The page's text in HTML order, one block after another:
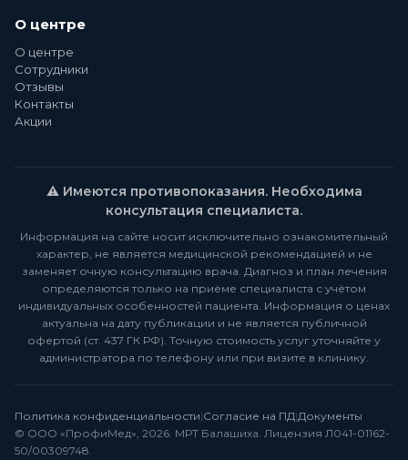
О центре
О центре
Сотрудники
Отзывы
Контакты
Акции
⚠️ Имеются противопоказания. Необходима
консультация специалиста.
Информация на сайте носит исключительно ознакомительный
характер, не является медицинской рекомендацией и не
заменяет очную консультацию врача. Диагноз и план лечения
определяются только на приёме специалиста с учётом
индивидуальных особенностей пациента. Информация о ценах
актуальна на дату публикации и не является публичной
офертой (ст. 437 ГК РФ). Точную стоимость услуг уточняйте у
администратора по телефону или при визите в клинику.
Политика конфиденциальности|Согласие на ПД|Документы
© ООО «ПрофиМед», 2026. МРТ Балашиха. Лицензия Л041-01162-
50/00309748.